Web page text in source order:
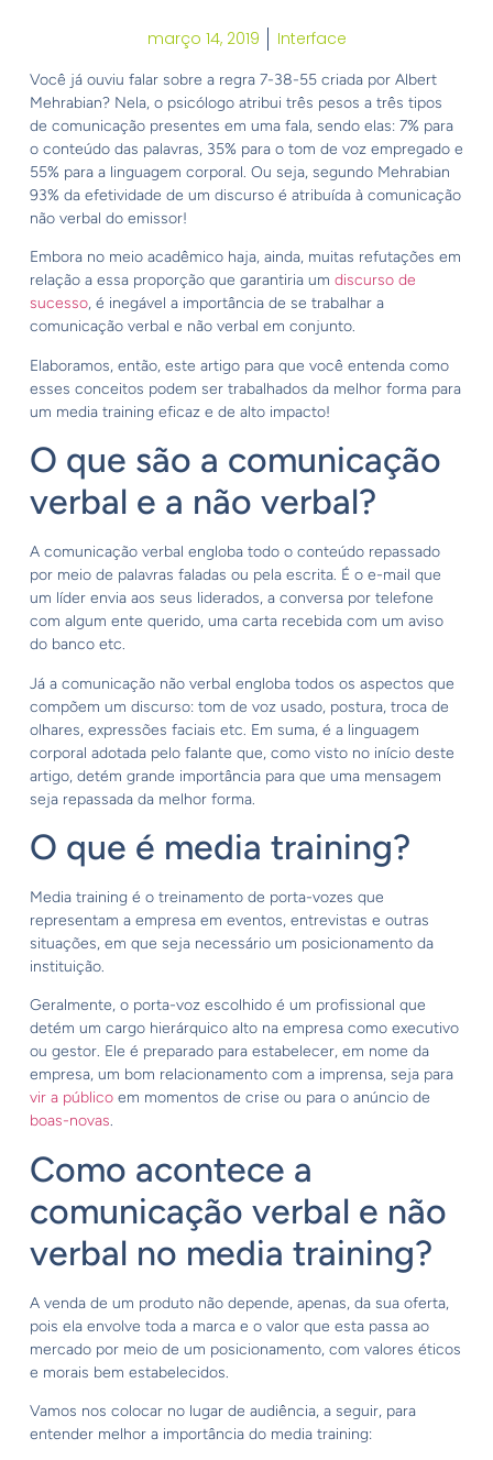
março 14, 2019 Interface
Você já ouviu falar sobre a regra 7-38-55 criada por Albert
Mehrabian? Nela, o psicólogo atribui três pesos a três tipos
de comunicação presentes em uma fala, sendo elas: 7% para
o conteúdo das palavras, 35% para o tom de voz empregado e
55% para a linguagem corporal. Ou seja, segundo Mehrabian
93% da efetividade de um discurso é atribuída à comunicação
não verbal do emissor!
Embora no meio acadêmico haja, ainda, muitas refutações em
relação a essa proporção que garantiria um discurso de
sucesso, é inegável a importância de se trabalhar a
comunicação verbal e não verbal em conjunto.
Elaboramos, então, este artigo para que você entenda como
esses conceitos podem ser trabalhados da melhor forma para
um media training eficaz e de alto impacto!
O que são a comunicação
verbal e a não verbal?
A comunicação verbal engloba todo o conteúdo repassado
por meio de palavras faladas ou pela escrita. É o e-mail que
um líder envia aos seus liderados, a conversa por telefone
com algum ente querido, uma carta recebida com um aviso
do banco etc.
Já a comunicação não verbal engloba todos os aspectos que
compõem um discurso: tom de voz usado, postura, troca de
olhares, expressões faciais etc. Em suma, é a linguagem
corporal adotada pelo falante que, como visto no início deste
artigo, detém grande importância para que uma mensagem
seja repassada da melhor forma.
O que é media training?
Media training é o treinamento de porta-vozes que
representam a empresa em eventos, entrevistas e outras
situações, em que seja necessário um posicionamento da
instituição.
Geralmente, o porta-voz escolhido é um profissional que
detém um cargo hierárquico alto na empresa como executivo
ou gestor. Ele é preparado para estabelecer, em nome da
empresa, um bom relacionamento com a imprensa, seja para
vir a públicoem momentos de crise ou para o anúncio de
boas-novas.
Como acontece a
comunicação verbal e não
verbal no media training?
A venda de um produto não depende, apenas, da sua oferta,
pois ela envolve toda a marca e o valor que esta passa ao
mercado por meio de um posicionamento, com valores éticos
e morais bem estabelecidos.
Vamos nos colocar no lugar de audiência, a seguir, para
entender melhor a importância do media training: